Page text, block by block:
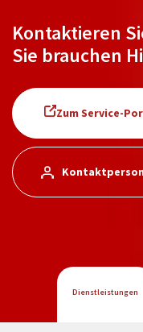
Kontaktieren
Sie brauchen
Zum Service-
Dienstleistungen